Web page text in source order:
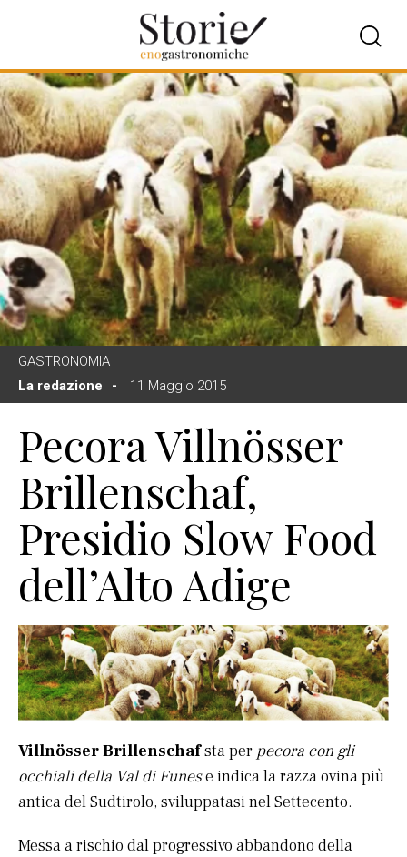
GASTRONOMIA
La redazione
11 Maggio 2015
Pecora Villnösser
Brillenschaf,
Presidio Slow Food
dell’Alto Adige
Villnösser Brillenschafsta per pecora con gli
occhiali della Val di Funese indica la razza ovina più
antica del Sudtirolo, sviluppatasi nel Settecento.
Messa a rischio dal progressivo abbandono della